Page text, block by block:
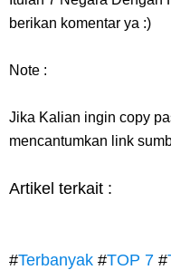
berikan komentar ya :)
Note :
Jika Kalian ingin copy
mencantumkan link
Artikel terkait :
#Terbanyak #TOP 7 #